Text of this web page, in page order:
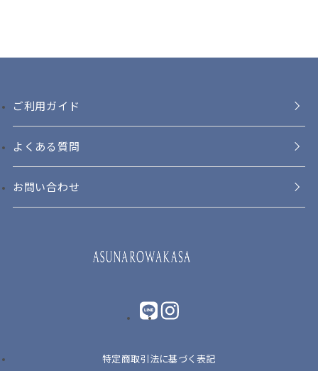
ご利用ガイド
よくある質問
お問い合わせ
LINE instagram
特定商取引法に基づく表記